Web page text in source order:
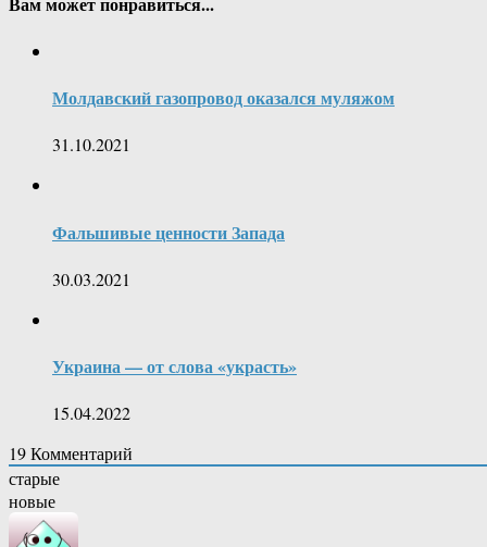
Молдавский газопровод оказался муляжом
31.10.2021
Фальшивые ценности Запада
30.03.2021
Украина — от слова «украсть»
15.04.2022
19Комментарий
старые
новые